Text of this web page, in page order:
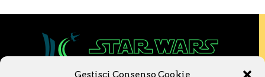
Gestisci Consenso Cookie